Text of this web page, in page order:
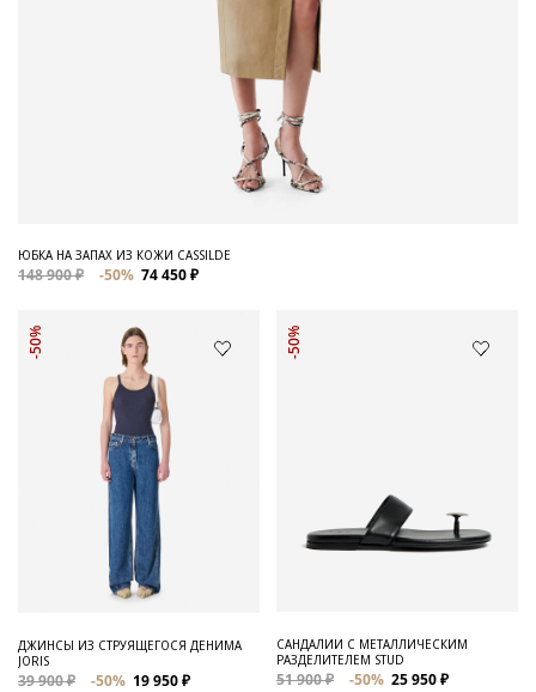
ЮБКА НА ЗАПАХ ИЗ КОЖИ CASSILDE
148 900 ₽ -50% 74 450 ₽
-50%
ДЖИНСЫ ИЗ СТРУЯЩЕГОСЯ ДЕНИМА
JORIS
39 900 ₽ -50% 19 950 ₽
-50%
САНДАЛИИ С МЕТАЛЛИЧЕСКИМ
РАЗДЕЛИТЕЛЕМ STUD
51 900 ₽ -50% 25 950 ₽